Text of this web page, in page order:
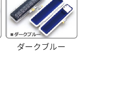
ダークブルー